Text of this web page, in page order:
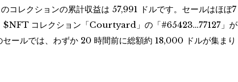
レクションの累計収益は 57,991 ドルです。セールはほぼ7
$NFT コレクション「Courtyard」の「#65423…77127」が
セールでは、わずか 20 時間前に総額約 18,000 ドルが集まり